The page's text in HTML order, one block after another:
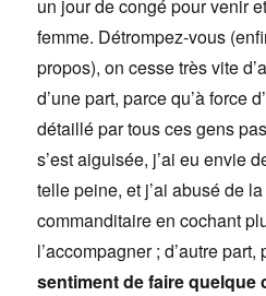
un jour de congé pour venir
femme. Détrompez-vous
propos), on cesse très vite
d’une part, parce qu’à force
détaillé par tous ces gens
s’est aiguisée, j’ai eu envie
telle peine, et j’ai abusé de
commanditaire en cochant
l’accompagner ; d’autre part,
sentiment de faire quelque